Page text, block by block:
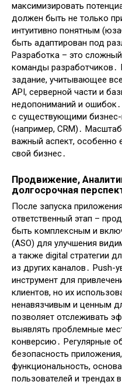
максимизировать
должен быть не только
интуитивно понятным
быть адаптирован под
Разработка – это
команды разработчиков․
задание, учитывающее
API, серверной части и
недопониманий и
с существующими
(например, CRM)․
важный аспект, особенно
свой бизнес․
Продвижение,
долгосрочная
После запуска
ответственный этап –
быть комплексным и
(ASO) для улучшения
а также digital стратегии
из других каналов․
инструмент для
клиентов, но их
ненавязчивым и ценным
позволяет отслеживать
выявлять проблемные
конверсию․ Регулярные
безопасность
функциональность,
пользователей и трендах